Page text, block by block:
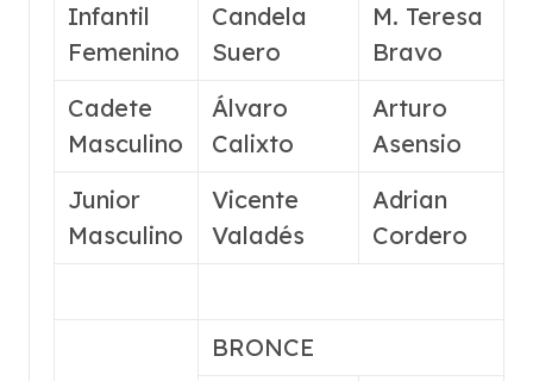
Infantil
Femenino
Candela
Suero
M. Teresa
Bravo
Cadete
Masculino
Álvaro
Calixto
Arturo
Asensio
Junior
Masculino
Vicente
Valadés
Adrian
Cordero
BRONCE